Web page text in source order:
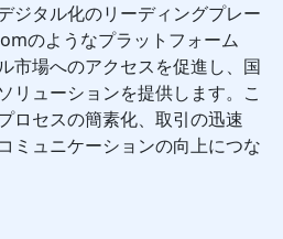
ジタル化のリーディングプレー
のようなプラットフォーム
市場へのアクセスを促進し、国
リューションを提供します。こ
ロセスの簡素化、取引の迅速
ミュニケーションの向上につな